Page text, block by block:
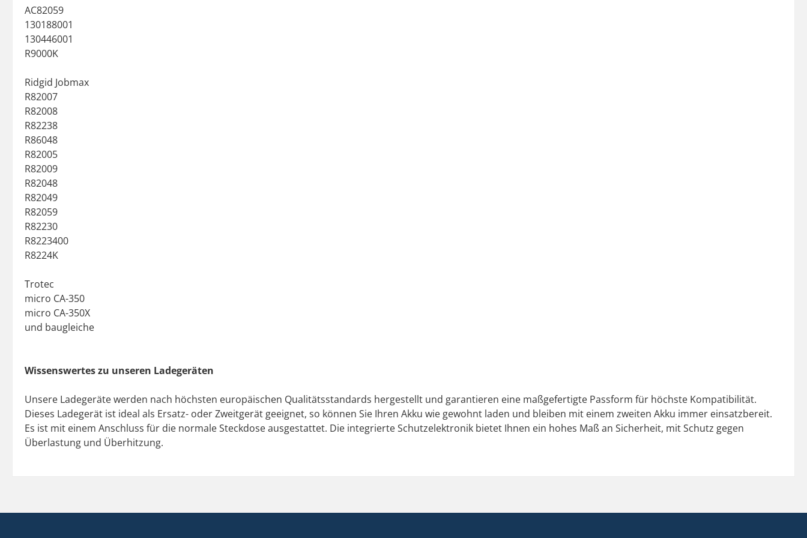
AC82059
130188001
130446001
R9000K
Ridgid Jobmax
R82007
R82008
R82238
R86048
R82005
R82009
R82048
R82049
R82059
R82230
R8223400
R8224K
Trotec
micro CA-350
micro CA-350X
und baugleiche
Wissenswertes zu unseren Ladegeräten
Unsere Ladegeräte werden nach höchsten europäischen Qualitätsstandards hergestellt und garantieren eine maßgefertigte Passform für höchste Kompatibilität.
Dieses Ladegerät ist ideal als Ersatz- oder Zweitgerät geeignet, so können Sie Ihren Akku wie gewohnt laden und bleiben mit einem zweiten Akku immer einsatzbereit.
Es ist mit einem Anschluss für die normale Steckdose ausgestattet. Die integrierte Schutzelektronik bietet Ihnen ein hohes Maß an Sicherheit, mit Schutz gegen
Überlastung und Überhitzung.